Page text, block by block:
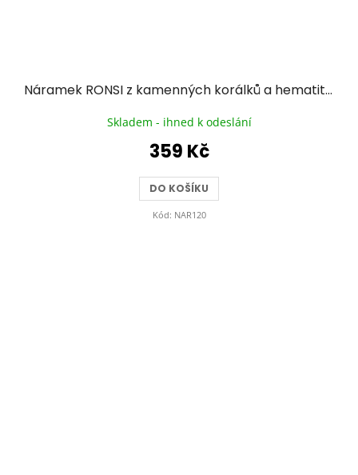
Náramek RONSI z kamenných korálků a hematitu se zlacenou chirurgickou ocelí - tmavě růžový
Skladem - ihned k odeslání
359 Kč
DO KOŠÍKU
Kód: NAR120